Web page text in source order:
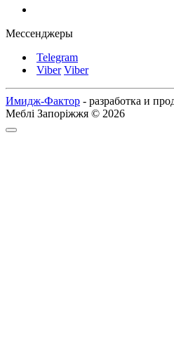
Мессенджеры
Telegram
Viber Viber
Имидж-Фактор - разработка и
Меблі Запоріжжя © 2026